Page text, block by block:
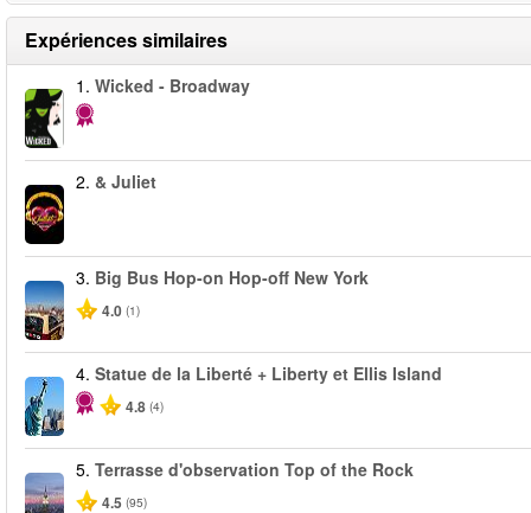
Expériences similaires
1. Wicked - Broadway
2. & Juliet
3. Big Bus Hop-on Hop-off New York
4.0 (1)
4. Statue de la Liberté + Liberty et Ellis Island
4.8 (4)
5. Terrasse d'observation Top of the Rock
4.5 (95)